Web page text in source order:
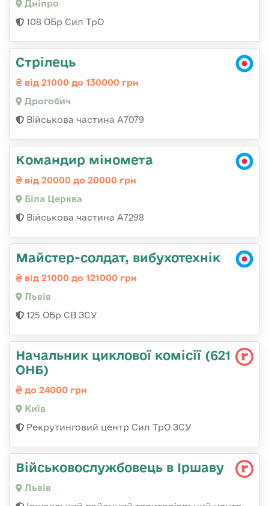
Дніпро
108 ОБр Сил ТрО
Стрілець
від 21000 до 130000 грн
Дрогобич
Військова частина А7079
Командир міномета
від 20000 до 20000 грн
Біла Церква
Військова частина А7298
Майстер-солдат, вибухотехнік
від 21000 до 121000 грн
Львів
125 ОБр СВ ЗСУ
Начальник циклової комісії (621
ОНБ)
до 24000 грн
Київ
Рекрутинговий центр Сил ТрО ЗСУ
Військовослужбовець в Іршаву
Львів